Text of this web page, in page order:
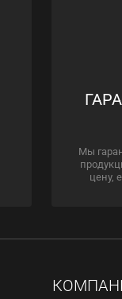
Мы
цену,